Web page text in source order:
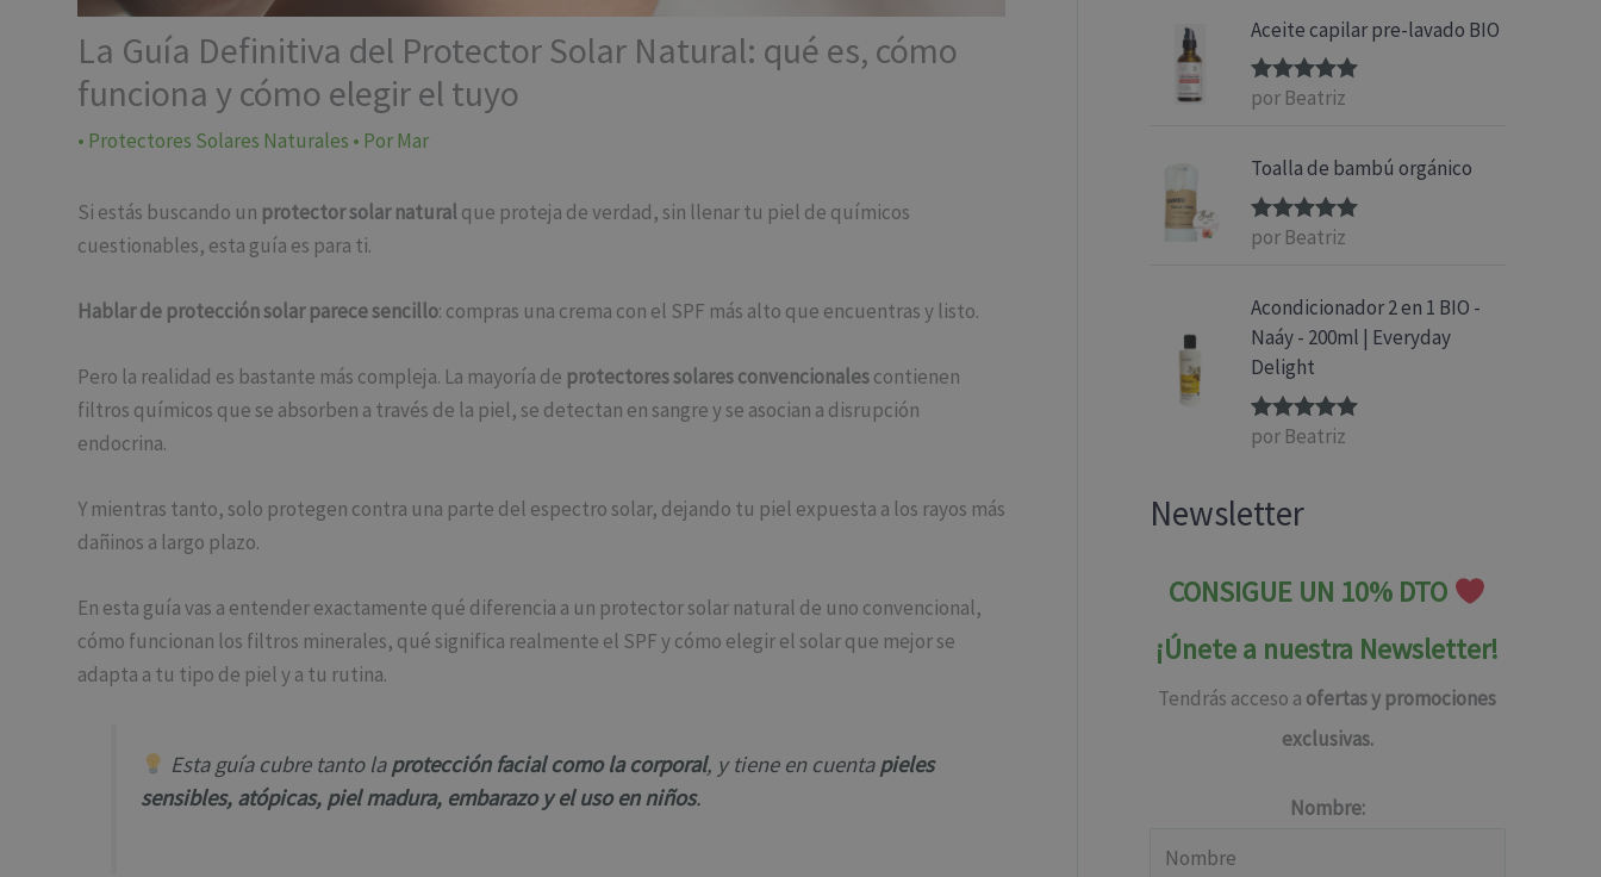
La Guía Definitiva del Protector Solar Natural: qué es, cómo
funciona y cómo elegir el tuyo
• Protectores Solares Naturales • PorMar
Si estás buscando un protector solar naturalque proteja de verdad, sin llenar tu piel de químicos
cuestionables, esta guía es para ti.
Hablar de protección solar parece sencillo: compras una crema con el SPF más alto que encuentras y listo.
Pero la realidad es bastante más compleja. La mayoría de protectores solares convencionalescontienen
filtros químicos que se absorben a través de la piel, se detectan en sangre y se asocian a disrupción
endocrina.
Y mientras tanto, solo protegen contra una parte del espectro solar, dejando tu piel expuesta a los rayos más
dañinos a largo plazo.
En esta guía vas a entender exactamente qué diferencia a un protector solar natural de uno convencional,
cómo funcionan los filtros minerales, qué significa realmente el SPF y cómo elegir el solar que mejor se
adapta a tu tipo de piel y a tu rutina.
Esta guía cubre tanto laprotección facial como la corporal, y tiene en cuentapieles
sensibles, atópicas, piel madura, embarazo y el uso en niños.
Aceite capilar pre-lavado BIO
Valorado
por Beatriz
Toalla de bambú orgánico
Valorado
por Beatriz
Acondicionador 2 en 1 BIO -
Naáy - 200ml | Everyday
Delight
Valorado
por Beatriz
Newsletter
CONSIGUE UN 10% DTO
¡Únete a nuestra Newsletter!
Tendrás acceso a ofertas y promociones
exclusivas.
Nombre: